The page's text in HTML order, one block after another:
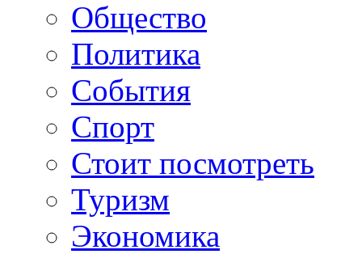
Общество
Политика
События
Спорт
Стоит посмотреть
Туризм
Экономика